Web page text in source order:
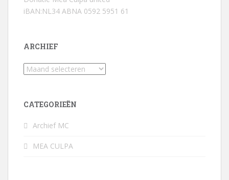
iBAN:NL34 ABNA 0592 5951 61
ARCHIEF
Archief
CATEGORIEËN
Archief MC
MEA CULPA